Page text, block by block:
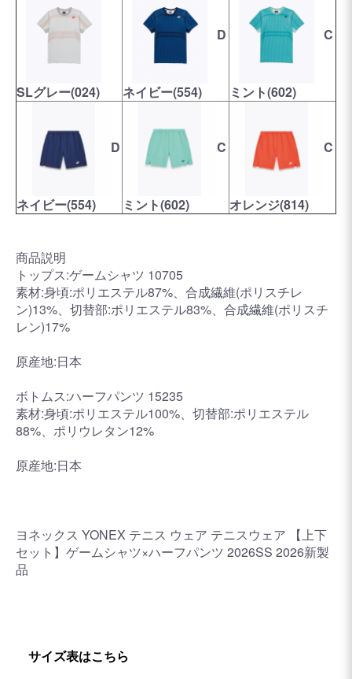
SLグレー(024)
D
ネイビー(554)
C
ミント(602)
D
ネイビー(554)
C
ミント(602)
C
オレンジ(814)
商品説明
トップス:ゲームシャツ 10705
素材:身頃:ポリエステル87%、合成繊維(ポリスチレ
ン)13%、切替部:ポリエステル83%、合成繊維(ポリスチ
レン)17%
原産地:日本
ボトムス:ハーフパンツ 15235
素材:身頃:ポリエステル100%、切替部:ポリエステル
88%、ポリウレタン12%
原産地:日本
ヨネックス YONEX テニス ウェア テニスウェア 【上下
セット】ゲームシャツ×ハーフパンツ 2026SS 2026新製
品
サイズ表はこちら